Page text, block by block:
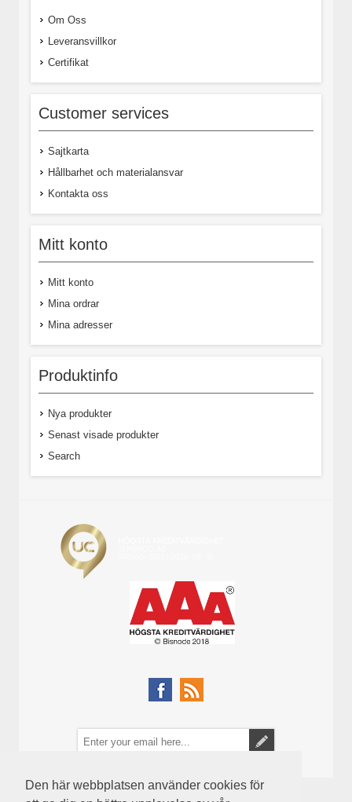
Den här webbplatsen använder cookies för
Om Oss
Leveransvillkor
Certifikat
Customer services
Sajtkarta
Hållbarhet och materialansvar
Kontakta oss
Mitt konto
Mitt konto
Mina ordrar
Mina adresser
Produktinfo
Nya produkter
Senast visade produkter
Search